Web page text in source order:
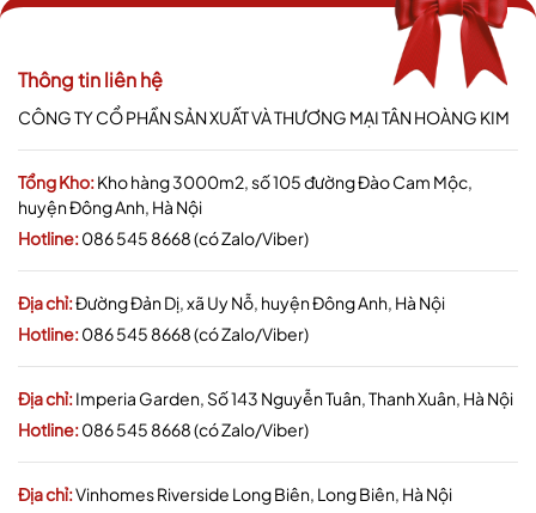
Thông tin liên hệ
CÔNG TY CỔ PHẦN SẢN XUẤT VÀ THƯƠNG MẠI TÂN HOÀNG KIM
Tổng Kho:Kho hàng 3000m2, số 105 đường Đào Cam Mộc,
huyện Đông Anh, Hà Nội
Hotline:086 545 8668 (có Zalo/Viber)
Địa chỉ:Đường Đản Dị, xã Uy Nỗ, huyện Đông Anh, Hà Nội
Hotline:086 545 8668 (có Zalo/Viber)
Địa chỉ:Imperia Garden, Số 143 Nguyễn Tuân, Thanh Xuân, Hà Nội
Hotline:086 545 8668 (có Zalo/Viber)
Địa chỉ:Vinhomes Riverside Long Biên, Long Biên, Hà Nội